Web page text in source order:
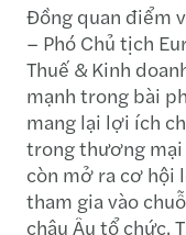
Đồng quan điểm
– Phó Chủ tịch
Thuế & Kinh
mạnh trong bài
mang lại lợi ích
trong thương mại
còn mở ra cơ hội
tham gia vào
châu Âu tổ chức.